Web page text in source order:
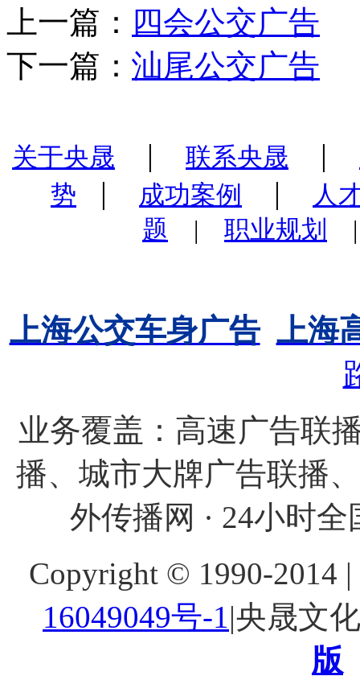
上一篇： 四会公交广告
下一篇： 汕尾公交广告
关于央晟 | 联系央晟 |
势
| 成功案例 |
人
题 | 职业规划
上海公交车身广告 上海
业务覆盖：高速广告联
播、城市大牌广告联播
外传播网 · 24小时
Copyright © 1990-2014
16049049号-1|央晟文
版